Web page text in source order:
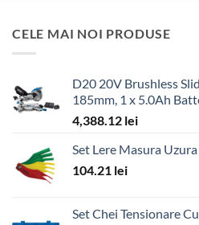
CELE MAI NOI PRODUSE
D20 20V Brushless
185mm, 1 x 5.0Ah
4,388.12 lei
Set Lere Masura
104.21 lei
Set Chei Tensionare